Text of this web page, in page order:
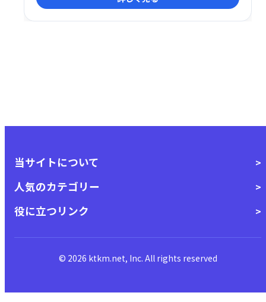
ぜひ一度お試しください。
当サイトについて
人気のカテゴリー
役に立つリンク
© 2026 ktkm.net, Inc. All rights reserved